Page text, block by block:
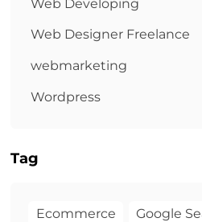
Web Developing
Web Designer Freelance
webmarketing
Wordpress
Tag
Ecommerce Google